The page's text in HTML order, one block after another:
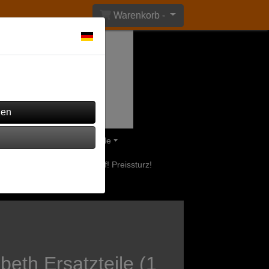
Warenkorb -
Olsberg Ersatzteile
Ausverkauf! Preissturz!
Ersatzteile (1